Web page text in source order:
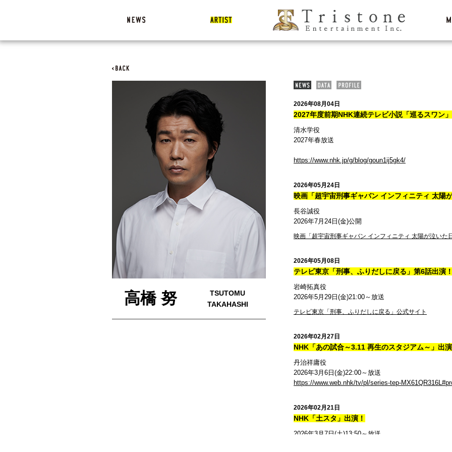
高橋 努
TSUTOMU
TAKAHASHI
2026年08月04日
2027年度前期NHK連続テレビ小説「巡るスワン」
清水学役
2027年春放送
https://www.nhk.jp/g/blog/goun1ij5gk4/
2026年05月24日
映画「超宇宙刑事ギャバン インフィニティ 太陽
長谷誠役
2026年7月24日(金)公開
映画「超宇宙刑事ギャバン インフィニティ 太陽が泣いた
2026年05月08日
テレビ東京「刑事、ふりだしに戻る」第6話出演！
岩崎拓真役
2026年5月29日(金)21:00～放送
テレビ東京「刑事、ふりだしに戻る」公式サイト
2026年02月27日
NHK「あの試合～3.11 再生のスタジアム～」出演
丹治祥庸役
2026年3月6日(金)22:00～放送
https://www.web.nhk/tv/pl/series-tep-
2026年02月21日
NHK「土スタ」出演！
2026年3月7日(土)13:50～放送